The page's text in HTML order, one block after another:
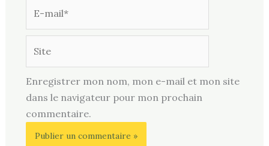
Enregistrer mon nom, mon e-mail et mon site
dans le navigateur pour mon prochain
commentaire.